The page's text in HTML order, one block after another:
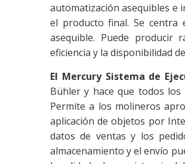
automatización asequibles e
el producto final. Se centra
asequible. Puede
eficiencia y la disponibilidad
El Mercury Sistema de
Bühler y hace que todos
Permite a los molineros
aplicación de objetos por
datos de ventas y los
almacenamiento y el envío